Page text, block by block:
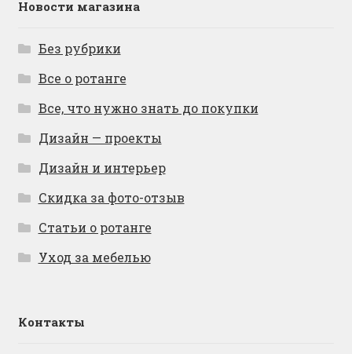
Новости магазина
Без рубрики
Все о ротанге
Все, что нужно знать до покупки
Дизайн — проекты
Дизайн и интерьер
Скидка за фото-отзыв
Статьи о ротанге
Уход за мебелью
Контакты